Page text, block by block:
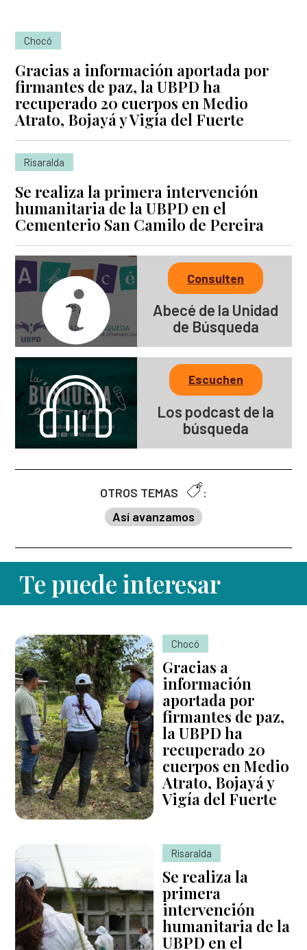
Chocó
Gracias a información aportada por
firmantes de paz, la UBPD ha
recuperado 20 cuerpos en Medio
Atrato, Bojayá y Vigía del Fuerte
Risaralda
Se realiza la primera intervención
humanitaria de la UBPD en el
Cementerio San Camilo de Pereira
Consulten
Abecé de la Unidad
de Búsqueda
Escuchen
Los podcast de la
búsqueda
OTROS TEMAS
:
Así avanzamos
Te puede interesar
Chocó
Gracias a
información
aportada por
firmantes de paz,
la UBPD ha
recuperado 20
cuerpos en Medio
Atrato, Bojayá y
Vigía del Fuerte
Risaralda
Se realiza la
primera
intervención
humanitaria de la
UBPD en el